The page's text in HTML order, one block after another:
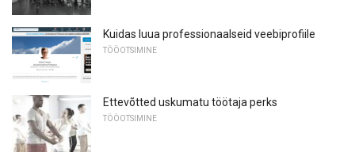
Kuidas luua professionaalseid veebiprofiile
TÖÖOTSIMINE
Ettevõtted uskumatu töötaja perks
TÖÖOTSIMINE